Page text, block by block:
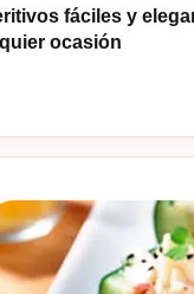
fáciles y
ocasión